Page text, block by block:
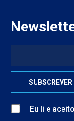
Eu li e aceito